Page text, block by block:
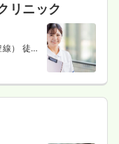
リニック
） 徒歩